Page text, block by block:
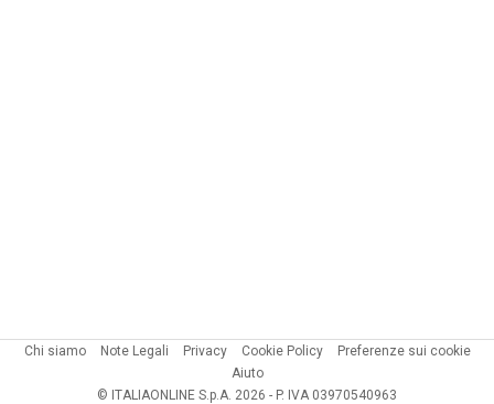
Chi siamo Note Legali Privacy Cookie Policy
Preferenze sui cookie
Aiuto
© ITALIAONLINE S.p.A. 2026 - P. IVA 03970540963